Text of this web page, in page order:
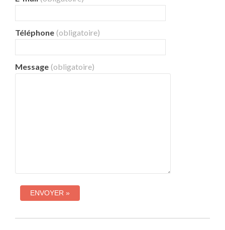
Téléphone (obligatoire)
Message (obligatoire)